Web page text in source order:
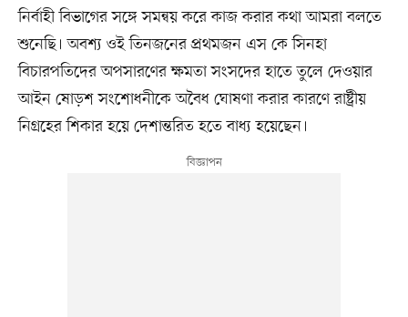
নির্বাহী বিভাগের সঙ্গে সমন্বয় করে কাজ করার কথা আমরা বলতে
শুনেছি। অবশ্য ওই তিনজনের প্রথমজন এস কে সিনহা
বিচারপতিদের অপসারণের ক্ষমতা সংসদের হাতে তুলে দেওয়ার
আইন ষোড়শ সংশোধনীকে অবৈধ ঘোষণা করার কারণে রাষ্ট্রীয়
নিগ্রহের শিকার হয়ে দেশান্তরিত হতে বাধ্য হয়েছেন।